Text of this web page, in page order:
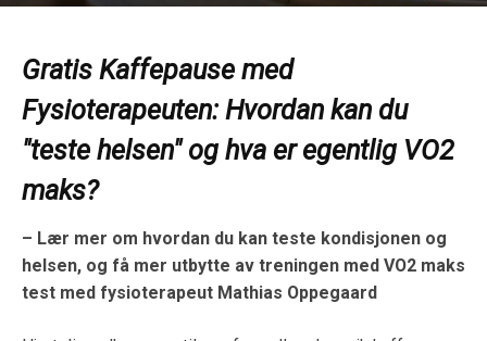
Gratis Kaffepause med
Fysioterapeuten: Hvordan kan du
"teste helsen" og hva er egentlig VO2
maks?
– Lær mer om hvordan du kan teste kondisjonen og
helsen, og få mer utbytte av treningen med VO2 maks
test med fysioterapeut Mathias Oppegaard